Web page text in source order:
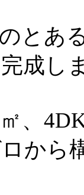
とあ
成し
、
から